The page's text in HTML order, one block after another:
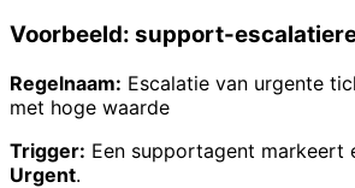
Voorbeeld: support-
Regelnaam: Escalatie van urgente
met hoge waarde
Trigger: Een supportagent markeert
Urgent.